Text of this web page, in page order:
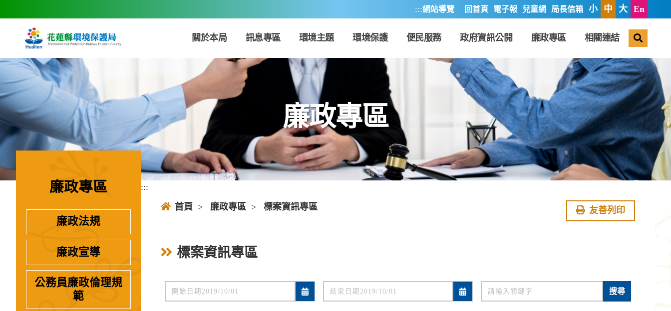
:::網站導覽 回首頁 電子報 兒童網 局長信箱 小 中 大 En
關於本局 訊息專區 環境主題 環境保護 便民服務 政府資訊公開 廉政專區 相關連結
廉政專區
廉政專區
廉政法規
廉政宣導
公務員廉政倫理規
範
:::
首頁 > 廉政專區 > 標案資訊專區 友善列印
標案資訊專區
關鍵字 搜尋